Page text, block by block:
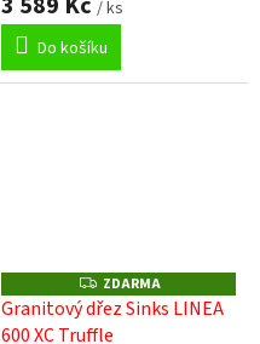
/ ks
Do košíku
Z
D
A
R
ZDARMA
Granitový dřez Sinks LINEA
600 XC Truffle